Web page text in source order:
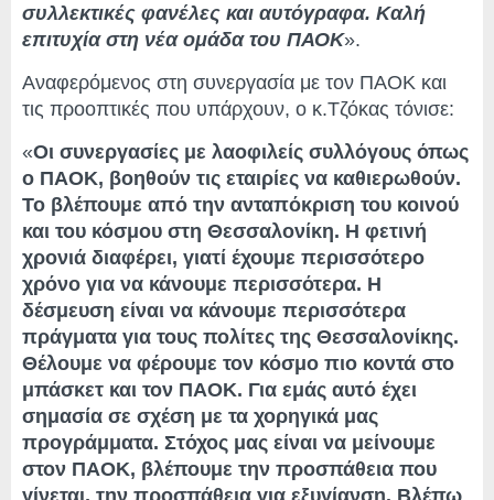
συλλεκτικές φανέλες και αυτόγραφα. Καλή
επιτυχία στη νέα ομάδα του ΠΑΟΚ».
Αναφερόμενος στη συνεργασία με τον ΠΑΟΚ και
τις προοπτικές που υπάρχουν, ο κ.Τζόκας τόνισε:
«Οι συνεργασίες με λαοφιλείς συλλόγους όπως
ο ΠΑΟΚ, βοηθούν τις εταιρίες να καθιερωθούν.
Το βλέπουμε από την ανταπόκριση του κοινού
και του κόσμου στη Θεσσαλονίκη. Η φετινή
χρονιά διαφέρει, γιατί έχουμε περισσότερο
χρόνο για να κάνουμε περισσότερα. Η
δέσμευση είναι να κάνουμε περισσότερα
πράγματα για τους πολίτες της Θεσσαλονίκης.
Θέλουμε να φέρουμε τον κόσμο πιο κοντά στο
μπάσκετ και τον ΠΑΟΚ. Για εμάς αυτό έχει
σημασία σε σχέση με τα χορηγικά μας
προγράμματα. Στόχος μας είναι να μείνουμε
στον ΠΑΟΚ, βλέπουμε την προσπάθεια που
γίνεται, την προσπάθεια για εξυγίανση. Βλέπω